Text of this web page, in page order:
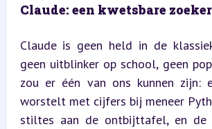
Claude: een kwetsbare zoeker
Claude is geen held in de
geen uitblinker op school, geen
zou er één van ons kunnen zijn:
worstelt met cijfers bij meneer
stiltes aan de ontbijttafel, en de